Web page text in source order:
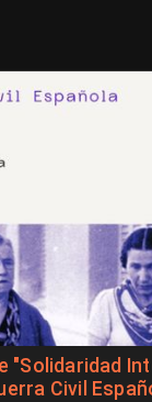
"Solidaridad
Civil